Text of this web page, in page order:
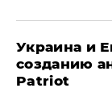
Украина и
созданию
Patriot